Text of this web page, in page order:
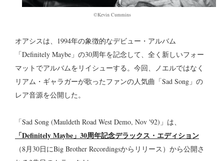
©︎Kevin Cummins
オアシスは、1994年の象徴的なデビュー・アルバム
「Definitely Maybe」の30周年を記念して、全く新しいフォー
マットでアルバムをリイシューする。今回、ノエルではなく
リアム・ギャラガーが歌ったファンの人気曲「Sad Song」の
レア音源を公開した。
「Sad Song (Mauldeth Road West Demo, Nov '92)」は、
「Definitely Maybe」30周年記念デラックス・エディション
（8月30日にBig Brother Recordingsからリリース）から公開さ